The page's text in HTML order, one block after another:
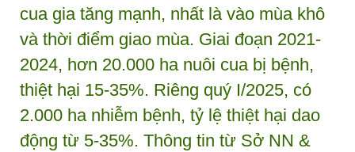
cua gia tăng mạnh, nhất là vào mùa khô
và thời điểm giao mùa. Giai đoạn 2021-
2024, hơn 20.000 ha nuôi cua bị bệnh,
thiệt hại 15-35%. Riêng quý I/2025, có
2.000 ha nhiễm bệnh, tỷ lệ thiệt hại dao
động từ 5-35%. Thông tin từ Sở NN &